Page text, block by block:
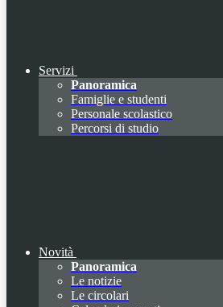
Servizi
Panoramica
Famiglie e studenti
Personale scolastico
Percorsi di studio
Novità
Panoramica
Le notizie
Le circolari